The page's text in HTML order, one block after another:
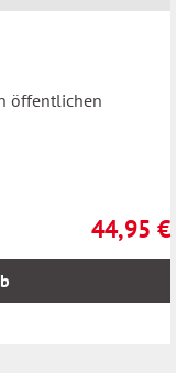
öffentlichen
44,95 €